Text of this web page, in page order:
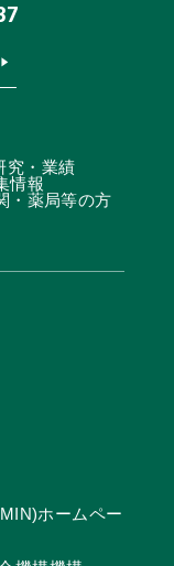
究・業績
情報
・薬局等の方
ホームペー